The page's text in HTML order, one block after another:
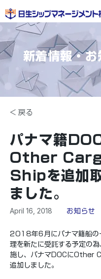
新着情報・お
< 戻る
パナマ籍
Other
Shipを追加
ました。
April 16, 2018 お知らせ
2018年6月にパナマ籍船の
理を新たに受託する予定の
施し、パナマDOCにOther
追加しました。